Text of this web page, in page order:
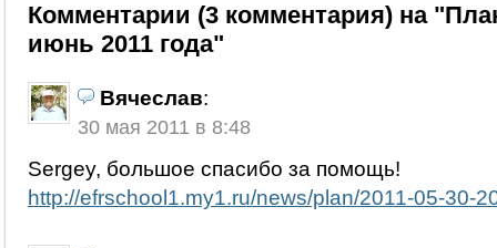
Комментарии (3 комментария) на
июнь 2011 года"
Вячеслав:
30 мая 2011 в 8:48
Sergey, большое спасибо за помощь!
http://efrschool1.my1.ru/news/plan/2011-05-30-